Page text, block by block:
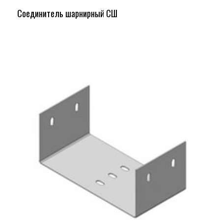
Соединитель шарнирный СШ